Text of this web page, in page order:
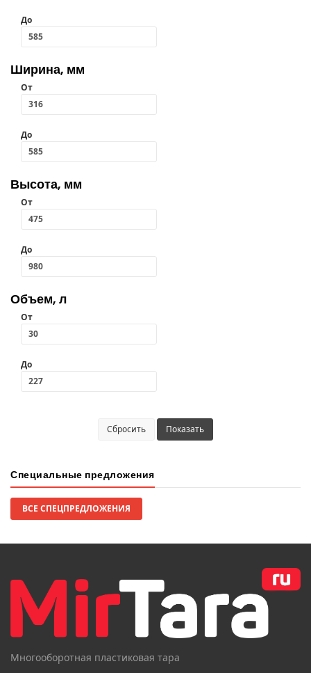
До
Ширина, мм
От
До
Высота, мм
От
До
Объем, л
От
До
Сбросить Показать
Специальные предложения
ВСЕ СПЕЦПРЕДЛОЖЕНИЯ
Многооборотная пластиковая тара